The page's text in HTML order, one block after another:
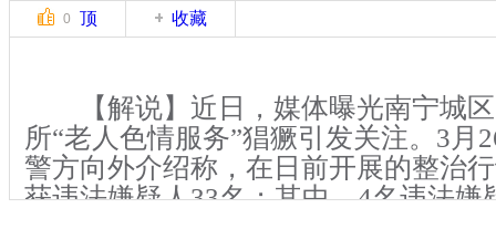
0 顶 收藏
【解说】近日，媒体曝光南宁城区
所“老人色情服务”猖獗引发关注。3月
警方向外介绍称，在日前开展的整治
获违法嫌疑人33名；其中，4名违法嫌